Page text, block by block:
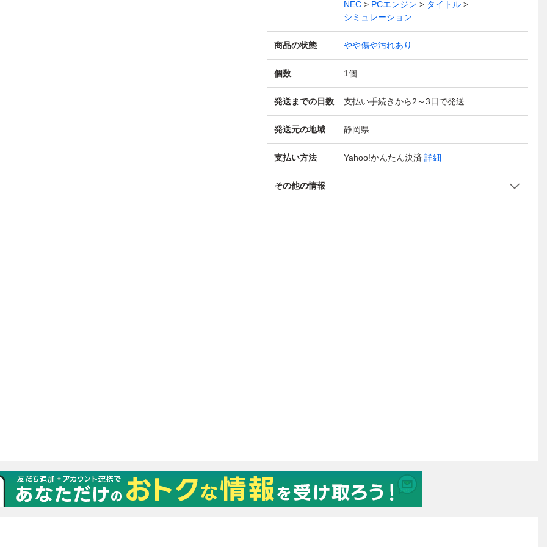
NEC PCエンジン
タイトル
シミュレーション
商品の状態 やや傷や汚れあり
個数 1個
発送までの日数 支払い手続きから2～3日で発送
発送元の地域 静岡県
支払い方法 Yahoo!かんたん決済 詳細
その他の情報